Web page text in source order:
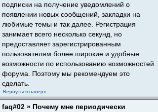
подписки на получение уведомлений о
появлении новых сообщений, закладки на
любимые темы и так далее. Регистрация
занимает всего несколько секунд, но
предоставляет зарегистрированным
пользователям более широкие и удобные
возможности по использованию возможностей
форума. Поэтому мы рекомендуем это
сделать.
Вернуться наверх
faq#02 » Почему мне периодически